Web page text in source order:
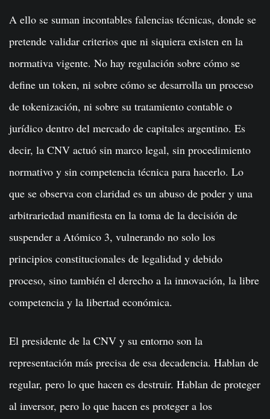
A ello se suman incontables falencias técnicas, donde se
pretende validar criterios que ni siquiera existen en la
normativa vigente. No hay regulación sobre cómo se
define un token, ni sobre cómo se desarrolla un proceso
de tokenización, ni sobre su tratamiento contable o
jurídico dentro del mercado de capitales argentino. Es
decir, la CNV actuó sin marco legal, sin procedimiento
normativo y sin competencia técnica para hacerlo. Lo
que se observa con claridad es un abuso de poder y una
arbitrariedad manifiesta en la toma de la decisión de
suspender a Atómico 3, vulnerando no solo los
principios constitucionales de legalidad y debido
proceso, sino también el derecho a la innovación, la libre
competencia y la libertad económica.
El presidente de la CNV y su entorno son la
representación más precisa de esa decadencia. Hablan de
regular, pero lo que hacen es destruir. Hablan de proteger
al inversor, pero lo que hacen es proteger a los